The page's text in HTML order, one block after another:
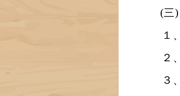
(三)
１、
２、
３、